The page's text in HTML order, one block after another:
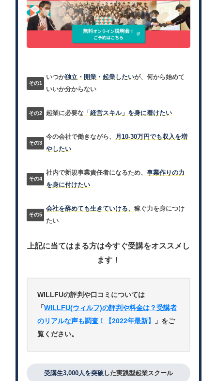
いつか独立・開業・起業したいが、何から始めて
いいか分からない
起業に必要な 「経営スキル」を身に着けたい
今の会社で働きながら、
月10-30万円でも収入を増
やしたい
社内で新規事業責任者になるため、事業作りの力
を身に付けたい
会社を辞めても生きていける、稼ぐ力を身につけ
たい
上記に当てはまる方は今すぐ受講をオススメし
ます！
WILLFUの評判や口コミについては
「WILLFU(ウィルフ)の評判や料金は？受講者
のリアルな声も調査！【2022年最新】
」をご
覧ください。
受講生3,000人を突破 した実践型起業スクール